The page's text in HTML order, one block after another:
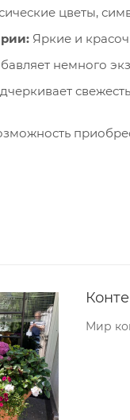
цветы,
Яркие и
немного
Мир